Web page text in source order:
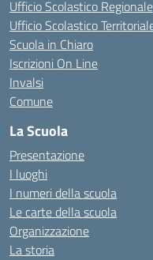
Ufficio Scolastico Regionale
Ufficio Scolastico
Scuola in Chiaro
Iscrizioni On Line
Invalsi
Comune
La Scuola
Presentazione
I luoghi
I numeri della scuola
Le carte della scuola
Organizzazione
La storia